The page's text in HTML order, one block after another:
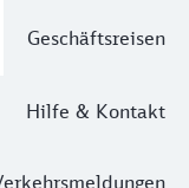
Geschäftsreisen
Hilfe & Kontakt